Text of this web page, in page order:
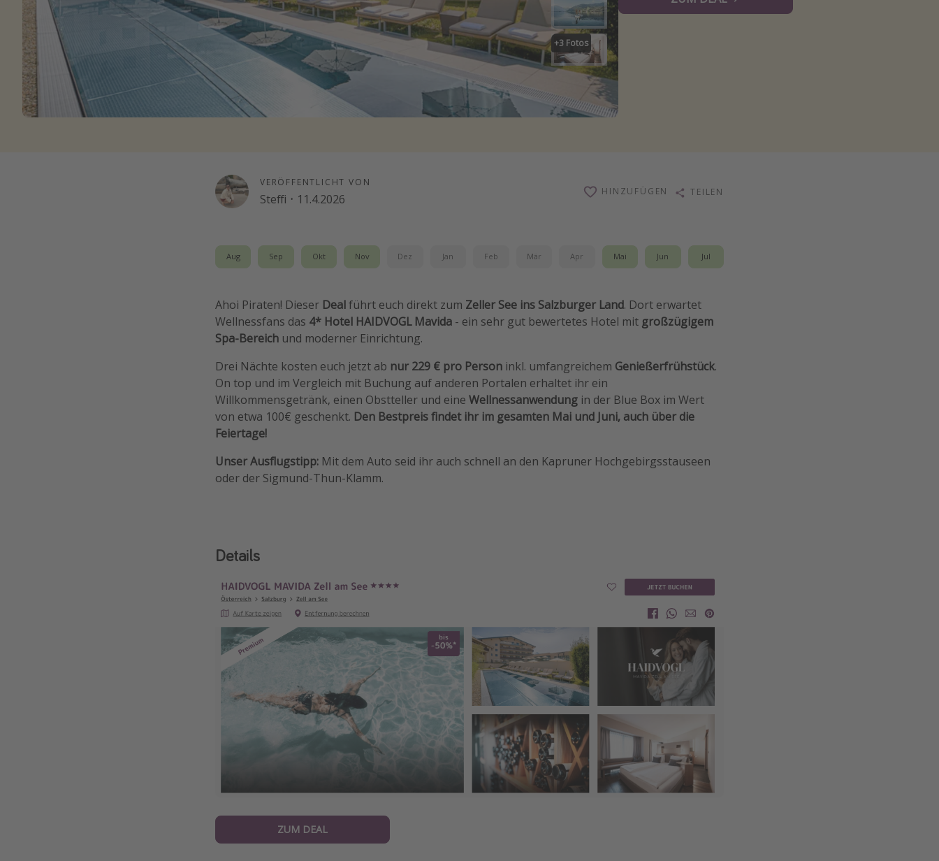
+3 Fotos
VERÖFFENTLICHT VON
Steffi · 11.4.2026
HINZUFÜGEN TEILEN
Aug Sep Okt Nov Dez Jan Feb Mär Apr Mai Jun Jul
Ahoi Piraten! Dieser Dealführt euch direkt zum Zeller See ins Salzburger Land. Dort erwartet
Wellnessfans das 4* Hotel HAIDVOGL Mavida - ein sehr gut bewertetes Hotel mit großzügigem
Spa-Bereich und moderner Einrichtung.
Drei Nächte kosten euch jetzt ab nur 229 € pro Person inkl. umfangreichem Genießerfrühstück.
On top und im Vergleich mit Buchung auf anderen Portalen erhaltet ihr ein
Willkommensgetränk, einen Obstteller und eine Wellnessanwendung in der Blue Box im Wert
von etwa 100€ geschenkt. Den Bestpreis findet ihr im gesamten Mai und Juni, auch über die
Feiertage!
Unser Ausflugstipp: Mit dem Auto seid ihr auch schnell an den Kapruner Hochgebirgsstauseen
oder der Sigmund-Thun-Klamm.
Details
ZUM DEAL